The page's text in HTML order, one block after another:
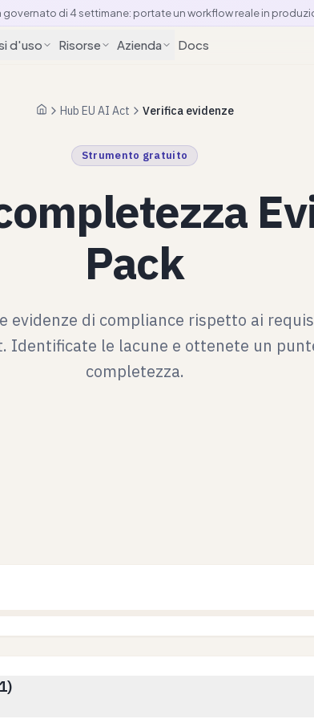
governato di 4 settimane: portate un workflow reale in
d'uso Risorse Azienda Docs
Pagina iniziale
Hub EU AI Act Verifica evidenze
Strumento gratuito
Pack
evidenze di compliance rispetto ai
Identificate le lacune e ottenete un
completezza.